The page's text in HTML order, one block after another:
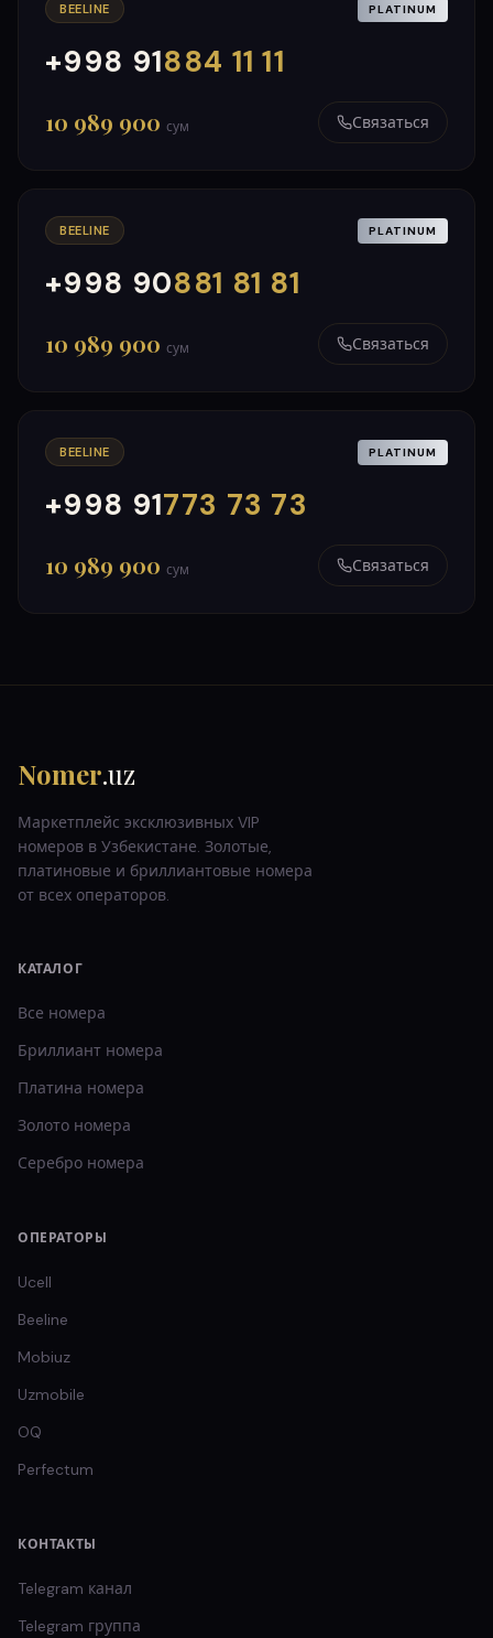
BEELINE PLATINUM
+998 91884 11 11
000
999
10 989 900 сум Связаться
BEELINE PLATINUM
+998 90881 81 81
000
999
10 989 900 сум Связаться
BEELINE PLATINUM
+998 91773 73 73
000
999
10 989 900 сум Связаться
Nomer.uz
Маркетплейс эксклюзивных VIP
номеров в Узбекистане. Золотые,
платиновые и бриллиантовые номера
от всех операторов.
КАТАЛОГ
Все номера
Бриллиант номера
Платина номера
Золото номера
Серебро номера
ОПЕРАТОРЫ
Ucell
Beeline
Mobiuz
Uzmobile
OQ
Perfectum
КОНТАКТЫ
Telegram канал
Telegram группа